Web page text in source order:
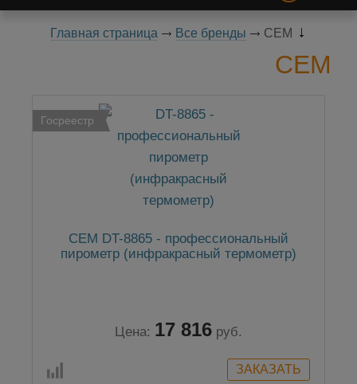
Главная страница Все бренды CEM
CEM
Госреестр
CEM DT-8865 - профессиональный
пирометр (инфракрасный термометр)
Цена: 17 816 руб.